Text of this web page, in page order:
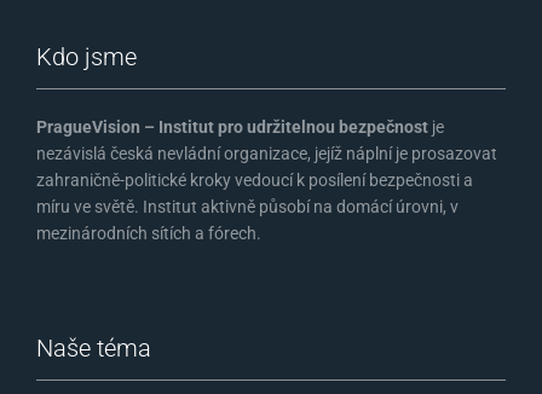
Kdo jsme
PragueVision – Institut pro udržitelnou bezpečnost je
nezávislá česká nevládní organizace, jejíž náplní je prosazovat
zahraničně-politické kroky vedoucí k posílení bezpečnosti a
míru ve světě. Institut aktivně působí na domácí úrovni, v
mezinárodních sítích a fórech.
Naše téma